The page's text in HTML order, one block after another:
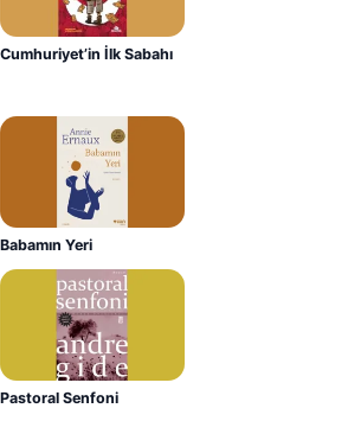
Cumhuriyet’in İlk Sabahı
Babamın Yeri
Pastoral Senfoni